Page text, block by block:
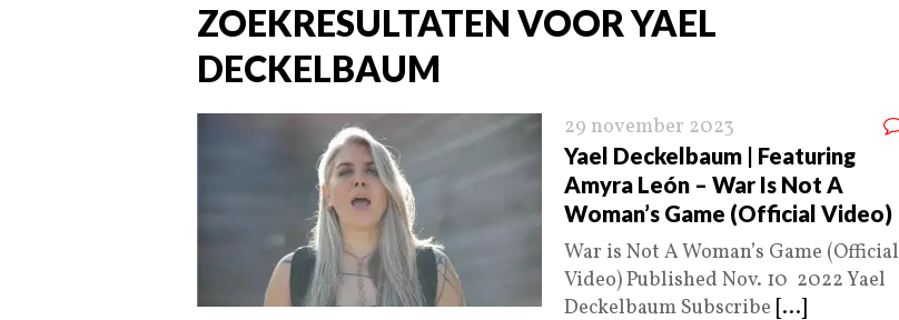
ZOEKRESULTATEN VOOR YAEL
DECKELBAUM
29 november 2023
Yael Deckelbaum | Featuring
Amyra León – War Is Not A
Woman’s Game (Official Video)
War is Not A Woman’s Game (Official
Video) Published Nov. 10 2022 Yael
Deckelbaum Subscribe [...]